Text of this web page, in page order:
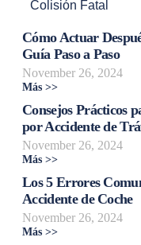
Colisión Fatal
Cómo Actuar
Guía Paso a Paso
November 26, 2024
Más >>
Consejos Prácticos
por Accidente de
November 26, 2024
Más >>
Los 5 Errores
Accidente de Coche
November 26, 2024
Más >>